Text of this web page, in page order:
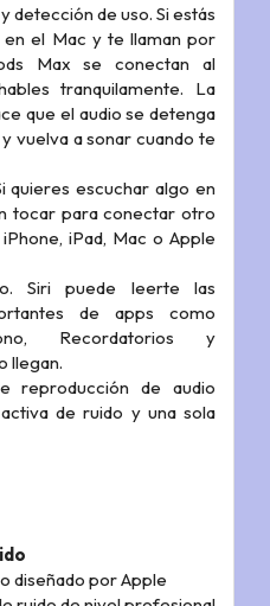
detección de uso. Si estás
en el Mac y te llaman por
Max se conectan al
tranquilamente. La
que el audio se detenga
vuelva a sonar cuando te
quieres escuchar algo en
tocar para conectar otro
iPad, Mac o Apple
Siri puede leerte las
de apps como
Recordatorios y
llegan.
reproducción de audio
de ruido y una sola
diseñado por Apple